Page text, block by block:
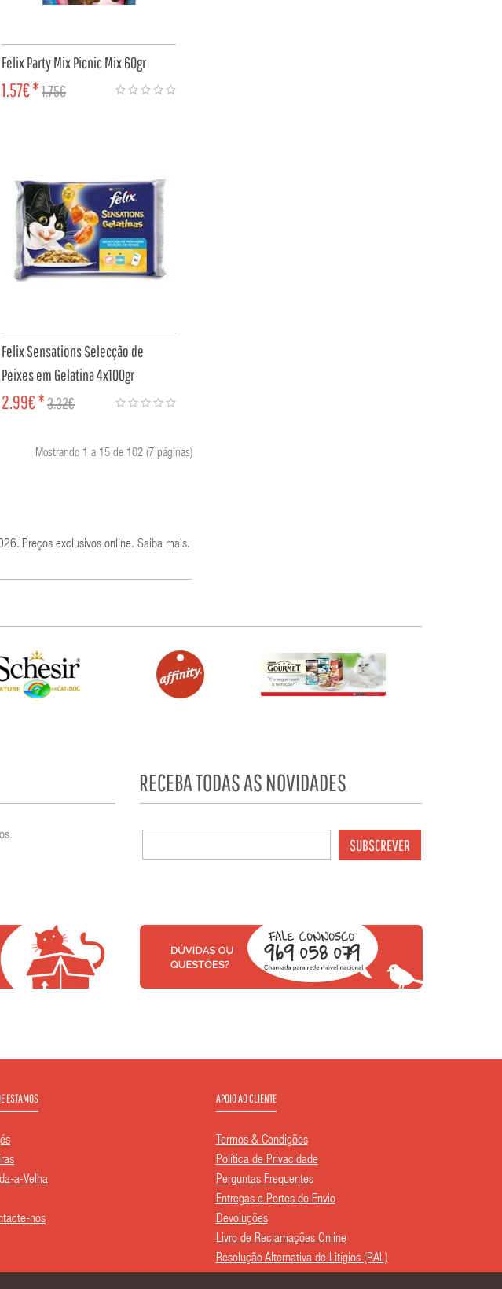
Felix Party Mix Picnic Mix 60gr
1.57€ *1.75€
Felix Sensations Selecção de
Peixes em Gelatina 4x100gr
2.99€ *3.32€
Mostrando 1 a 15 de 102 (7 páginas)
Preços exclusivos online. Saiba mais.
RECEBA TODAS AS NOVIDADES
SUBSCREVER
ESTAMOS
a-Velha
nos
APOIO AO CLIENTE
Termos & Condições
Política de Privacidade
Perguntas Frequentes
Entregas e Portes de Envio
Devoluções
Livro de Reclamações Online
Resolução Alternativa de Litígios (RAL)